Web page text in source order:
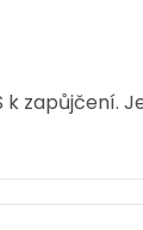
dvakrát
k